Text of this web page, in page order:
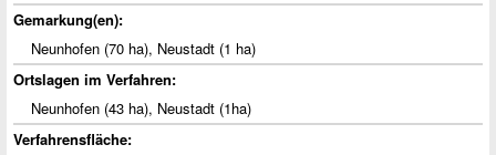
Gemarkung(en):
Neunhofen (70 ha), Neustadt (1 ha)
Ortslagen im Verfahren:
Neunhofen (43 ha), Neustadt (1ha)
Verfahrensfläche: